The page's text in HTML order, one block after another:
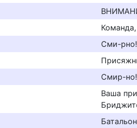
Сми-рно!
Смир-но!
Ваша